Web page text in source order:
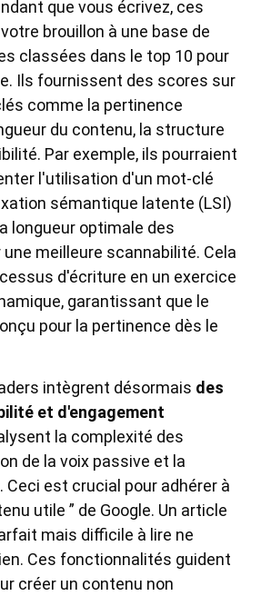
que vous écrivez, ces
brouillon à une base de
classées dans le top 10 pour
Ils fournissent des scores sur
comme la pertinence
du contenu, la structure
Par exemple, ils pourraient
l'utilisation d'un mot-clé
sémantique latente (LSI)
longueur optimale des
meilleure scannabilité. Cela
d'écriture en un exercice
garantissant que le
pour la pertinence dès le
intègrent désormais des
et d'engagement
la complexité des
de la voix passive et la
Ceci est crucial pour adhérer à
utile ” de Google. Un article
mais difficile à lire ne
Ces fonctionnalités guident
créer un contenu non